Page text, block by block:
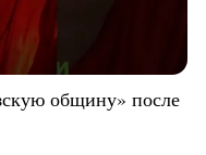
общину» после